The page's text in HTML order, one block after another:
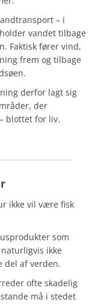
– i
vandet tilbage
Faktisk fører vind,
frem og tilbage
derfor lagt sig
der
blottet for liv.
ikke vil være fisk
som
ikke
del af verden.
ofte skadelig
må i stedet